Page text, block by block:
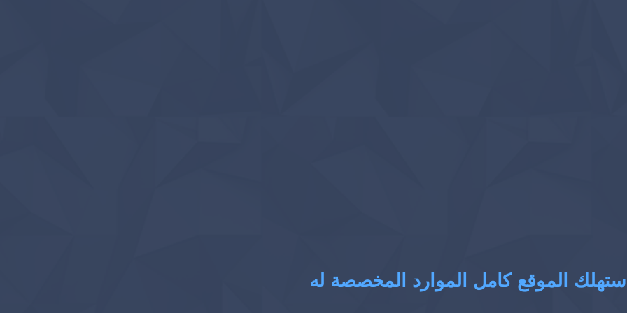
الموقع كامل الموارد المخصصة له